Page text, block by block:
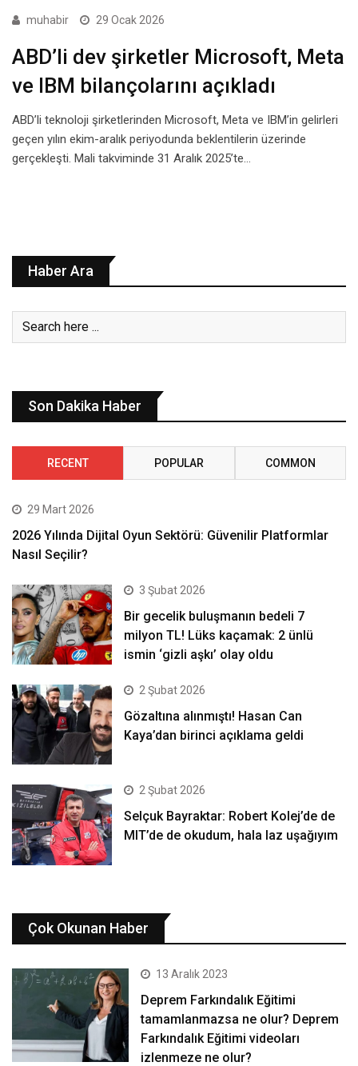
muhabir 29 Ocak 2026
ABD’li dev şirketler Microsoft, Meta
ve IBM bilançolarını açıkladı
ABD’li teknoloji şirketlerinden Microsoft, Meta ve IBM’in gelirleri
geçen yılın ekim-aralık periyodunda beklentilerin üzerinde
gerçekleşti. Mali takviminde 31 Aralık 2025’te…
Haber Ara
Son Dakika Haber
RECENT POPULAR COMMON
29 Mart 2026
2026 Yılında Dijital Oyun Sektörü: Güvenilir Platformlar
Nasıl Seçilir?
3 Şubat 2026
Bir gecelik buluşmanın bedeli 7
milyon TL! Lüks kaçamak: 2 ünlü
ismin ‘gizli aşkı’ olay oldu
2 Şubat 2026
Gözaltına alınmıştı! Hasan Can
Kaya’dan birinci açıklama geldi
2 Şubat 2026
Selçuk Bayraktar: Robert Kolej’de de
MIT’de de okudum, hala laz uşağıyım
Çok Okunan Haber
13 Aralık 2023
Deprem Farkındalık Eğitimi
tamamlanmazsa ne olur? Deprem
Farkındalık Eğitimi videoları
izlenmeze ne olur?